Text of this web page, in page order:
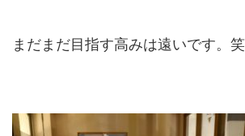
まだまだ目指す高みは遠いです。笑